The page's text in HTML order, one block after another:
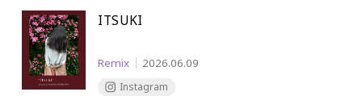
ITSUKI
Remix 2026.06.09
Instagram